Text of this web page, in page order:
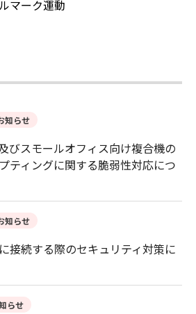
マーク運動
知らせ
びスモールオフィス向け複合機の
ティングに関する脆弱性対応につ
知らせ
接続する際のセキュリティ対策に
らせ